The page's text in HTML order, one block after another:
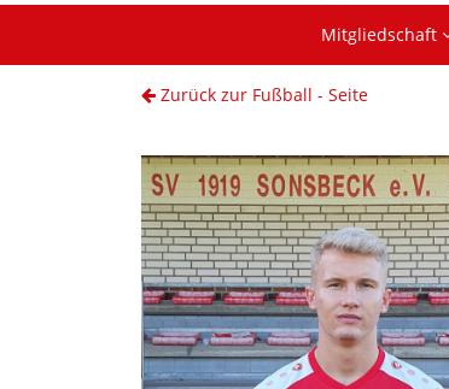
Mitgliedschaft
Zurück zur Fußball - Seite